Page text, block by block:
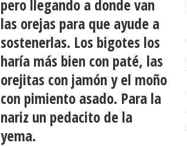
pero llegando a donde van
las orejas para que ayude a
sostenerlas. Los bigotes los
haría más bien con paté, las
orejitas con jamón y el moño
con pimiento asado. Para la
nariz un pedacito de la
yema.